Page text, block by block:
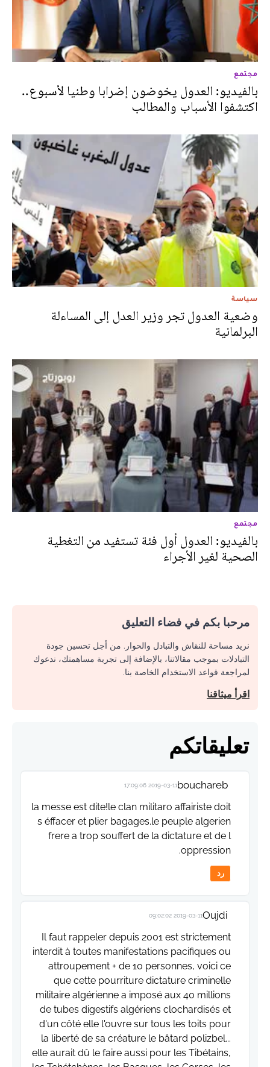
مجتمع
بالفيديو: العدول يخوضون إضرابا وطنيا لأسبوع..
اكتشفوا الأسباب والمطالب
سياسة
وضعية العدول تجر وزير العدل إلى المساءلة
البرلمانية
مجتمع
بالفيديو: العدول أول فئة تستفيد من التغطية
الصحية لغير الأجراء
مرحبا بكم في فضاء التعليق
نريد مساحة للنقاش والتبادل والحوار. من أجل تحسين جودة
التبادلات بموجب مقالاتنا، بالإضافة إلى تجربة مساهمتك، ندعوك
لمراجعة قواعد الاستخدام الخاصة بنا.
اقرأ ميثاقنا
تعليقاتكم
bouchareb
2019-03-11 17:09:06
la messe est dite!le clan militaro affairiste doit
s éffacer et plier bagages.le peuple algerien
frere a trop souffert de la dictature et de l
oppression.
رد
Oujdi
2019-03-11 09:02:02
Il faut rappeler depuis 2001 est strictement
interdit à toutes manifestations pacifiques ou
attroupement + de 10 personnes, voici ce
que cette pourriture dictature criminelle
militaire algérienne a imposé aux 40 millions
de tubes digestifs algériens clochardisés et
d'un côté elle l'ouvre sur tous les toits pour
la liberté de sa créature le bâtard polizbel...
elle aurait dû le faire aussi pour les Tibétains,